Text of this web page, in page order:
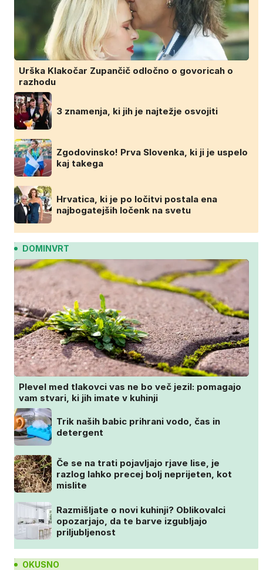
Urška Klakočar Zupančič odločno o govoricah o
razhodu
3 znamenja, ki jih je najtežje osvojiti
Zgodovinsko! Prva Slovenka, ki ji je uspelo
kaj takega
Hrvatica, ki je po ločitvi postala ena
najbogatejših ločenk na svetu
DOMINVRT
Plevel med tlakovci vas ne bo več jezil: pomagajo
vam stvari, ki jih imate v kuhinji
Trik naših babic prihrani vodo, čas in
detergent
Če se na trati pojavljajo rjave lise, je
razlog lahko precej bolj neprijeten, kot
mislite
Razmišljate o novi kuhinji? Oblikovalci
opozarjajo, da te barve izgubljajo
priljubljenost
OKUSNO